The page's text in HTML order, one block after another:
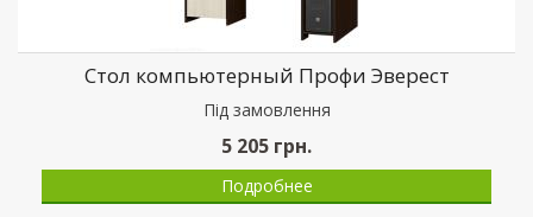
Стол компьютерный Профи Эверест
Пiд замовлення
5 205 грн.
Подробнее